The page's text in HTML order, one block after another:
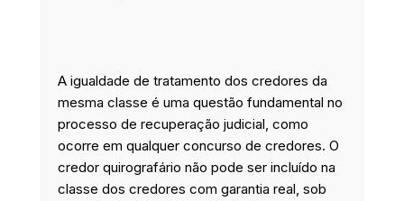
A igualdade de tratamento dos credores da
mesma classe é uma questão fundamental no
processo de recuperação judicial, como
ocorre em qualquer concurso de credores. O
credor quirografário não pode ser incluído na
classe dos credores com garantia real, sob